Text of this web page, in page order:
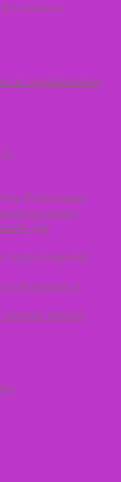
и ресниц
окрашивания
Performance
цвета)
для
поврежденных
для зрелых и
тонких